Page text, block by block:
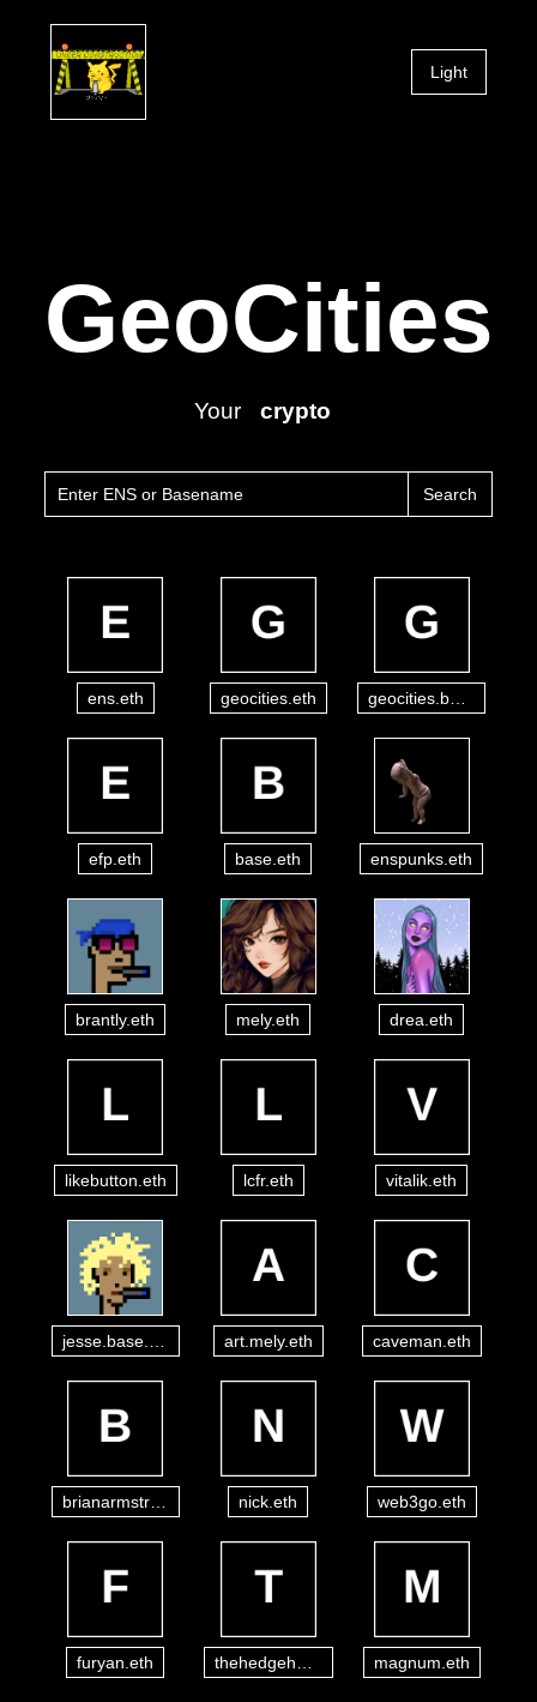
Light
GeoCities
Your crypto
Search
ens.eth geocities.eth geocities.base.eth
efp.eth base.eth enspunks.eth
brantly.eth mely.eth drea.eth
likebutton.eth lcfr.eth vitalik.eth
art.mely.eth caveman.eth
brianarmstrong.eth nick.eth web3go.eth
furyan.eth magnum.eth